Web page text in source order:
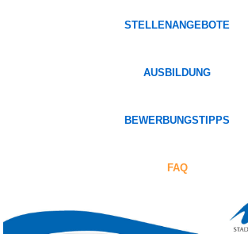
STELLENANGEBOTE
AUSBILDUNG
BEWERBUNGSTIPPS
FAQ